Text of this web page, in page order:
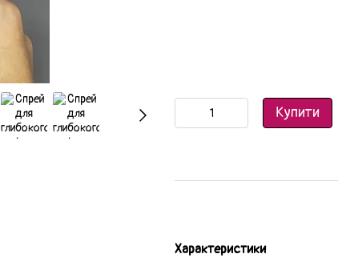
Купити
Характеристики